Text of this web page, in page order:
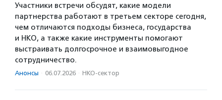
Участники встречи обсудят, какие модели
партнерства работают в третьем секторе сегодня,
чем отличаются подходы бизнеса, государства
и НКО, а также какие инструменты помогают
выстраивать долгосрочное и взаимовыгодное
сотрудничество.
Анонсы · 06.07.2026 · НКО-сектор